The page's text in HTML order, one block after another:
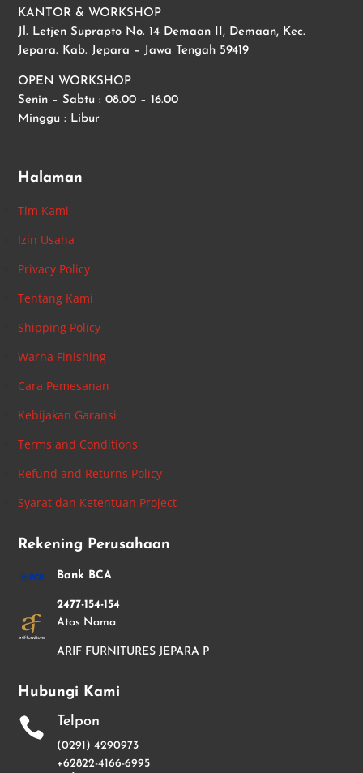
KANTOR & WORKSHOP
Jl. Letjen Suprapto No. 14 Demaan II, Demaan, Kec.
Jepara. Kab. Jepara – Jawa Tengah 59419
OPEN WORKSHOP
Senin – Sabtu : 08.00 – 16.00
Minggu : Libur
Halaman
Tim Kami
Izin Usaha
Privacy Policy
Tentang Kami
Shipping Policy
Warna Finishing
Cara Pemesanan
Kebijakan Garansi
Terms and Conditions
Refund and Returns Policy
Syarat dan Ketentuan Project
Rekening Perusahaan
Bank BCA
2477-154-154
Atas Nama
ARIF FURNITURES JEPARA P
Hubungi Kami
 Telpon
(0291) 4290973
+62822-4166-6995